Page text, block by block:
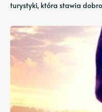
turystyki, która stawia